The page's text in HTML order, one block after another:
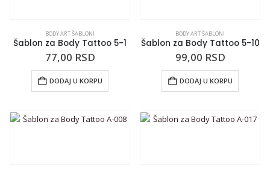
BODY ART ŠABLONI
Šablon za Body Tattoo 5-1
77,00 RSD
DODAJ U KORPU
BODY ART ŠABLONI
Šablon za Body Tattoo 5-10
99,00 RSD
DODAJ U KORPU